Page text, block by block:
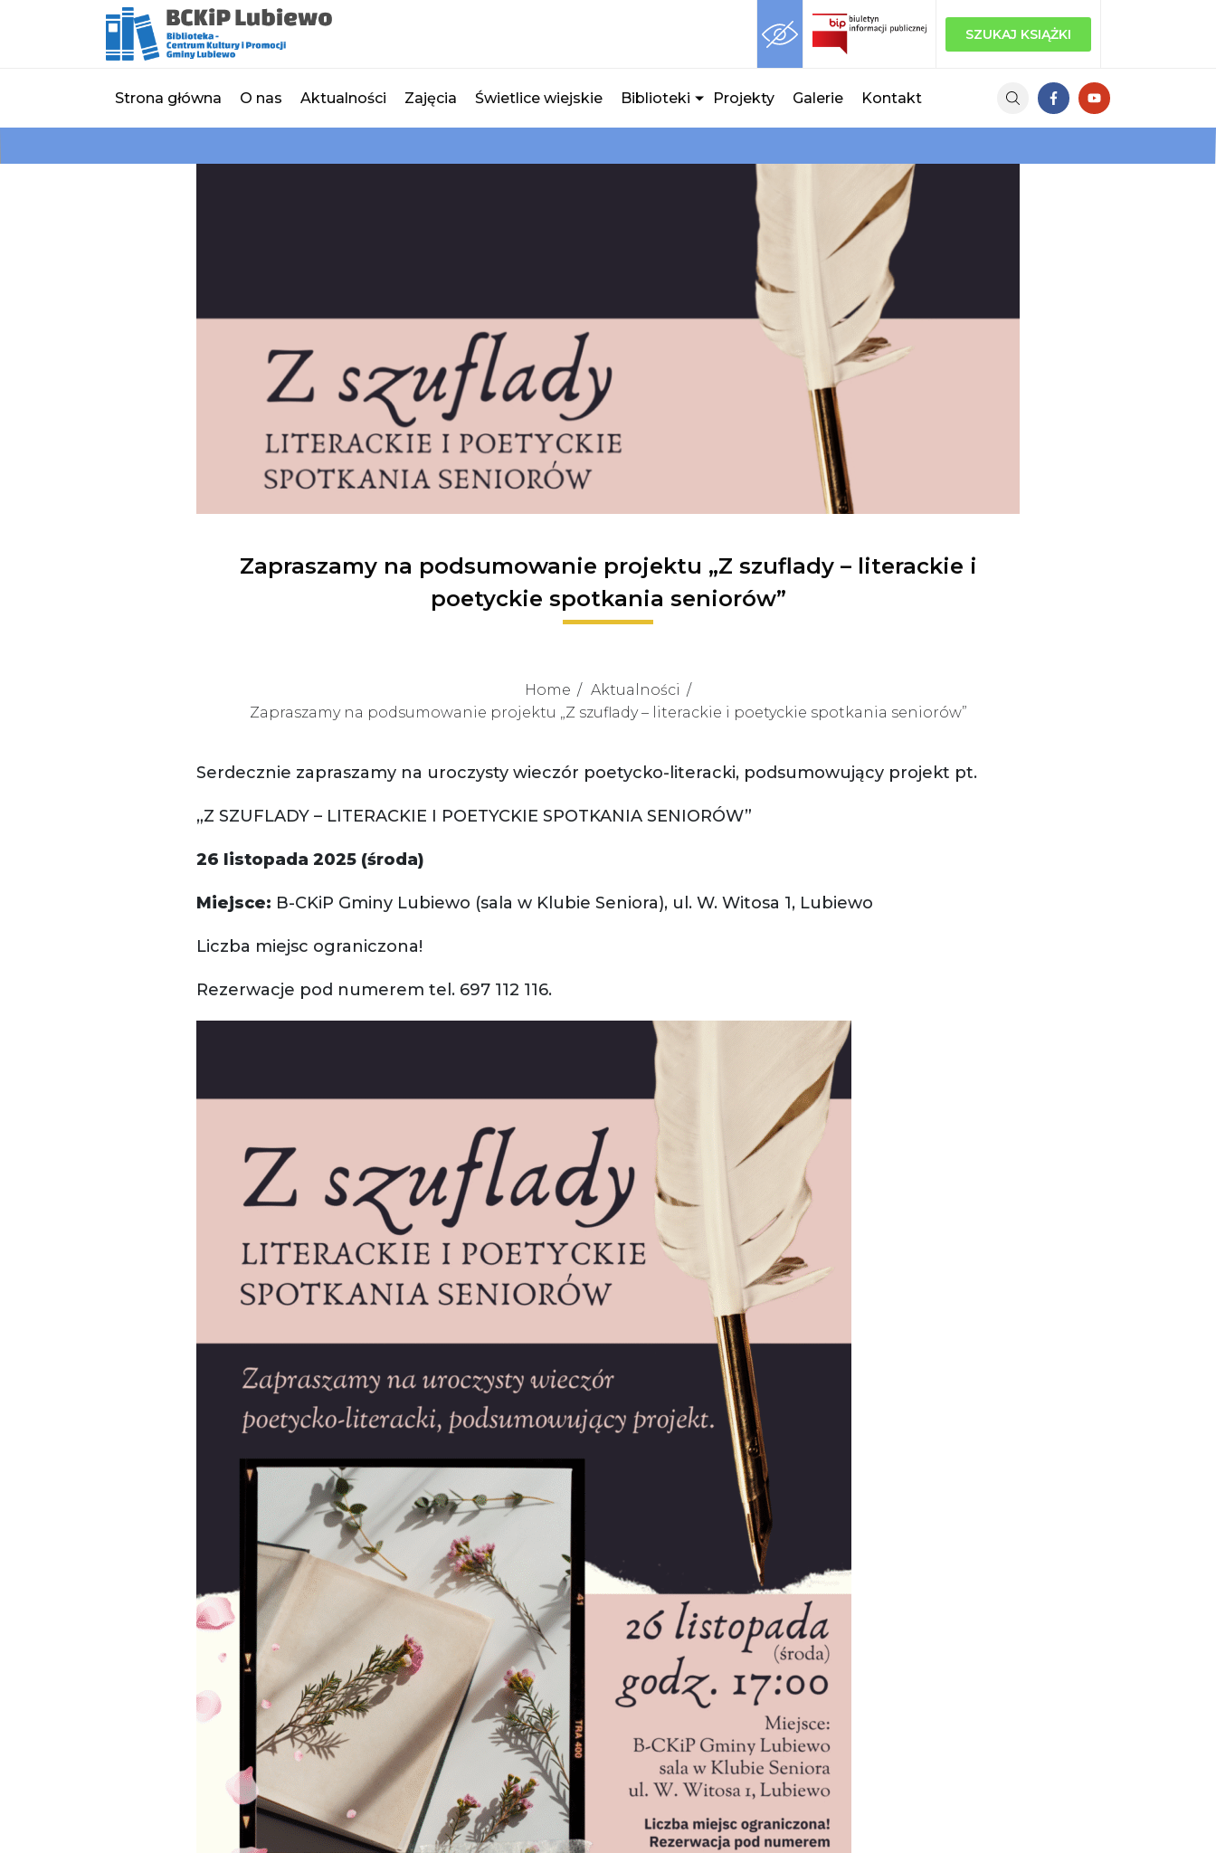
SZUKAJ KSIĄŻKI
Strona główna O nas Aktualności Zajęcia Świetlice wiejskie Biblioteki Projekty Galerie Kontakt
Zapraszamy na podsumowanie projektu „Z szuflady – literackie i
poetyckie spotkania seniorów”
Home
Aktualności
Zapraszamy na podsumowanie projektu „Z szuflady – literackie i poetyckie spotkania seniorów”
Serdecznie zapraszamy na uroczysty wieczór poetycko-literacki, podsumowujący projekt pt.
„Z SZUFLADY – LITERACKIE I POETYCKIE SPOTKANIA SENIORÓW”
26 listopada 2025 (środa)
Miejsce: B-CKiP Gminy Lubiewo (sala w Klubie Seniora), ul. W. Witosa 1, Lubiewo
Liczba miejsc ograniczona!
Rezerwacje pod numerem tel. 697 112 116.